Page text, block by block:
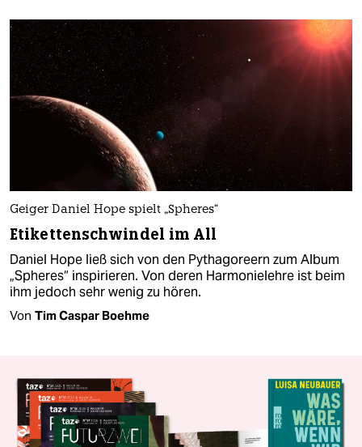
Geiger Daniel Hope spielt „Spheres“
Etikettenschwindel im All
Daniel Hope ließ sich von den Pythagoreern zum Album
„Spheres“ inspirieren. Von deren Harmonielehre ist beim
ihm jedoch sehr wenig zu hören.
Von Tim Caspar Boehme